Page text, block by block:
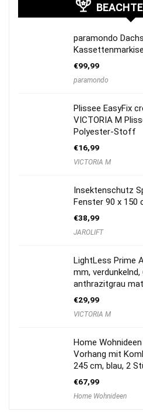
paramondo
€99,99
paramondo
Plissee EasyFix
VICTORIA M
Polyester-Stoff
€16,99
VICTORIA M
Insektenschutz
Fenster 90 x 150
€38,99
JAROLIFT
LightLess Prime
mm, verdunkelnd,
anthrazitgrau
€29,99
VICTORIA M
Home
Vorhang mit
245 cm, blau, 2
€67,99
Home Wohnideen